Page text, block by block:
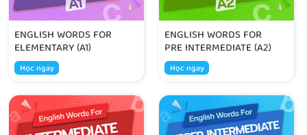
ENGLISH WORDS FOR
ELEMENTARY (A1)
Học ngay
ENGLISH WORDS FOR
PRE INTERMEDIATE (A2)
Học ngay